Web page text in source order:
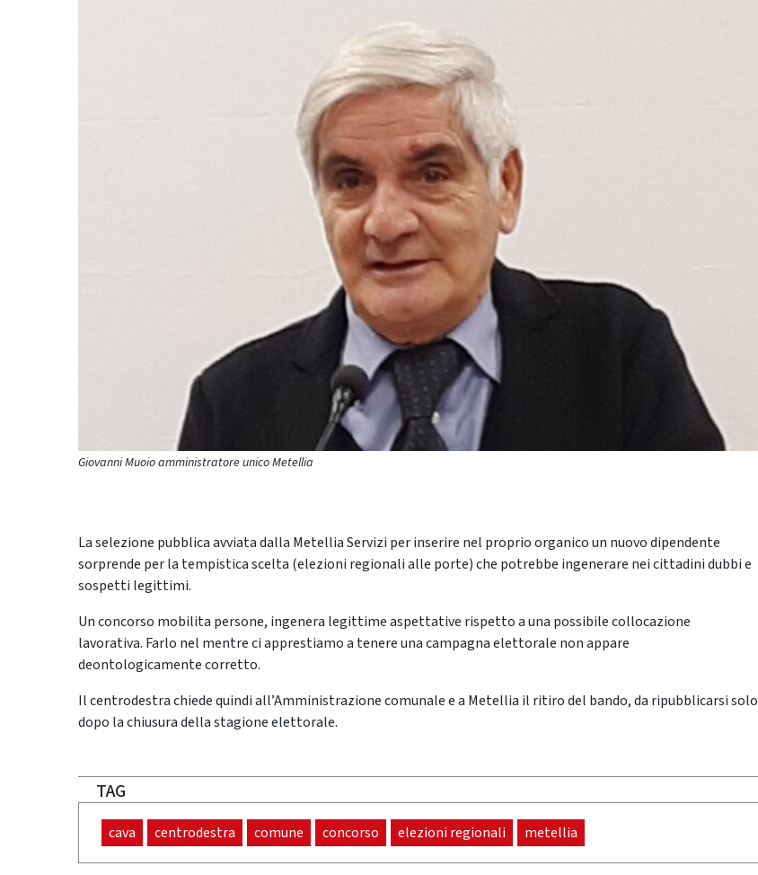
Giovanni Muoio amministratore unico Metellia
La selezione pubblica avviata dalla Metellia Servizi per inserire nel proprio organico un nuovo dipendente
sorprende per la tempistica scelta (elezioni regionali alle porte) che potrebbe ingenerare nei cittadini dubbi e
sospetti legittimi.
Un concorso mobilita persone, ingenera legittime aspettative rispetto a una possibile collocazione
lavorativa. Farlo nel mentre ci apprestiamo a tenere una campagna elettorale non appare
deontologicamente corretto.
Il centrodestra chiede quindi all’Amministrazione comunale e a Metellia il ritiro del bando, da ripubblicarsi solo
dopo la chiusura della stagione elettorale.
TAG
cava centrodestra comune concorso elezioni regionali metellia